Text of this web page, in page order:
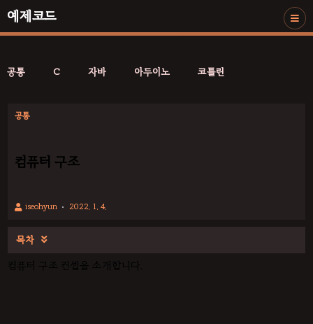
예제코드
공통 C 자바 아두이노 코틀린
공통
컴퓨터 구조
iseohyun 2022. 1. 4.
목차 
컴퓨터 구조 컨셉을 소개합니다.